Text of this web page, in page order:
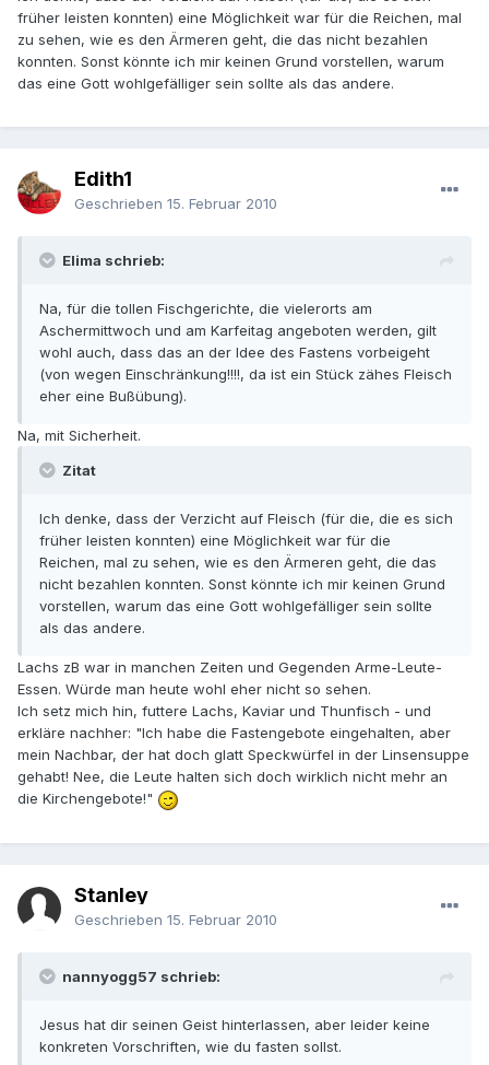
früher leisten konnten) eine Möglichkeit war für die Reichen, mal
zu sehen, wie es den Ärmeren geht, die das nicht bezahlen
konnten. Sonst könnte ich mir keinen Grund vorstellen, warum
das eine Gott wohlgefälliger sein sollte als das andere.
Edith1
Geschrieben 15. Februar 2010
Elima schrieb:
Na, für die tollen Fischgerichte, die vielerorts am
Aschermittwoch und am Karfeitag angeboten werden, gilt
wohl auch, dass das an der Idee des Fastens vorbeigeht
(von wegen Einschränkung!!!!, da ist ein Stück zähes Fleisch
eher eine Bußübung).
Na, mit Sicherheit.
Zitat
Ich denke, dass der Verzicht auf Fleisch (für die, die es sich
früher leisten konnten) eine Möglichkeit war für die
Reichen, mal zu sehen, wie es den Ärmeren geht, die das
nicht bezahlen konnten. Sonst könnte ich mir keinen Grund
vorstellen, warum das eine Gott wohlgefälliger sein sollte
als das andere.
Lachs zB war in manchen Zeiten und Gegenden Arme-Leute-
Essen. Würde man heute wohl eher nicht so sehen.
Ich setz mich hin, futtere Lachs, Kaviar und Thunfisch - und
erkläre nachher: "Ich habe die Fastengebote eingehalten, aber
mein Nachbar, der hat doch glatt Speckwürfel in der Linsensuppe
gehabt! Nee, die Leute halten sich doch wirklich nicht mehr an
die Kirchengebote!"
Stanley
Geschrieben 15. Februar 2010
nannyogg57 schrieb:
Jesus hat dir seinen Geist hinterlassen, aber leider keine
konkreten Vorschriften, wie du fasten sollst.